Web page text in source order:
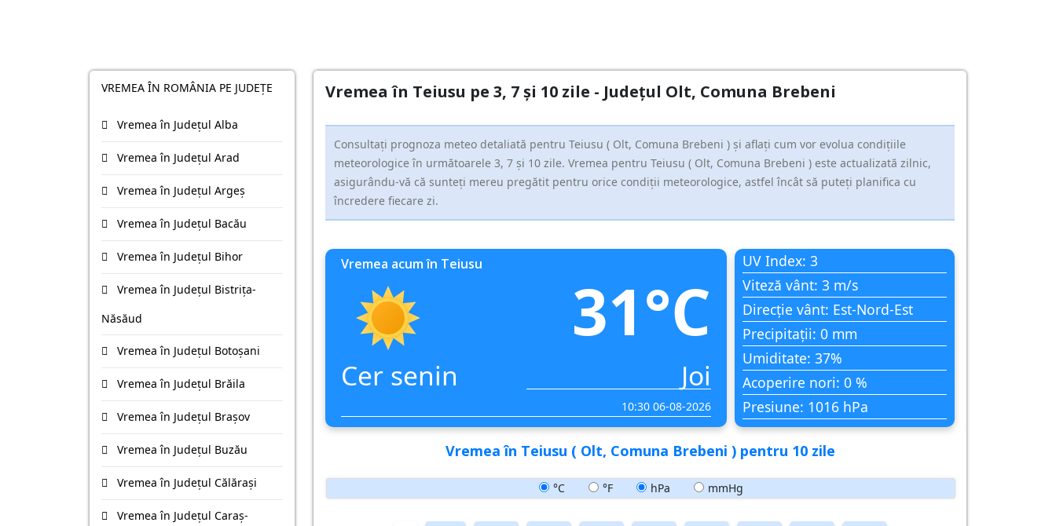
VREMEA ÎN ROMÂNIA PE JUDEȚE
Vremea în Județul Alba
Vremea în Județul Arad
Vremea în Județul Argeş
Vremea în Județul Bacău
Vremea în Județul Bihor
Vremea în Județul Bistriţa-
Năsăud
Vremea în Județul Botoşani
Vremea în Județul Brăila
Vremea în Județul Braşov
Vremea în Județul Buzău
Vremea în Județul Călăraşi
Vremea în Județul Caraş-
Vremea în Teiusu pe 3, 7 și 10 zile - Județul Olt, Comuna Brebeni
Consultați prognoza meteo detaliată pentru Teiusu ( Olt, Comuna Brebeni ) și aflați cum vor evolua condițiile
meteorologice în următoarele 3, 7 și 10 zile. Vremea pentru Teiusu ( Olt, Comuna Brebeni ) este actualizată zilnic,
asigurându-vă că sunteți mereu pregătit pentru orice condiții meteorologice, astfel încât să puteți planifica cu
încredere fiecare zi.
Vremea acum în Teiusu
31°C
Cer senin Joi
10:30 06-08-2026
UV Index: 3
Viteză vânt: 3 m/s
Direcție vânt: Est-Nord-Est
Precipitații: 0 mm
Umiditate: 37%
Acoperire nori: 0 %
Presiune: 1016 hPa
Vremea în Teiusu ( Olt, Comuna Brebeni ) pentru 10 zile
°C °F hPa mmHg